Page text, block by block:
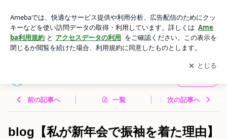
教室 レッスンブログ
アプリをダウンロードして ブログの更新通知
を受け取りまし
ょう。
開く
前の記事へ 一覧 次の記事へ
blog【私が新年会で振袖を着た理由】